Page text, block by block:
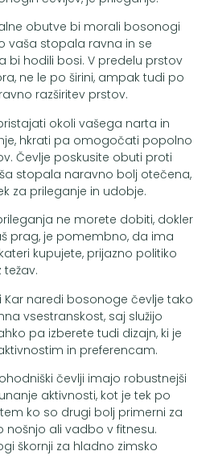
obutve bi morali bosonogi
vaša stopala ravna in se
bi hodili bosi. V predelu prstov
ne le po širini, ampak tudi po
razširitev prstov.
okoli vašega narta in
hkrati pa omogočati popolno
Čevlje poskusite obuti proti
stopala naravno bolj otečena,
za prileganje in udobje.
ne morete dobiti, dokler
prag, je pomembno, da ima
kupujete, prijazno politiko
Kar naredi bosonoge čevlje tako
vsestranskost, saj služijo
pa izberete tudi dizajn, ki je
in preferencam.
čevlji imajo robustnejši
aktivnosti, kot je tek po
ko so drugi bolj primerni za
nošnjo ali vadbo v fitnesu.
škornji za hladno zimsko